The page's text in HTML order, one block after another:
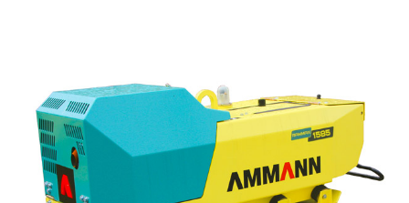
Pronájem techniky
Zemní stroje
Hutnící technika
Drobná mechanizace